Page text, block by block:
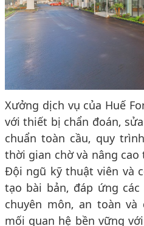
Xưởng dịch vụ của Huế
với thiết bị chẩn đoán,
chuẩn toàn cầu, quy
thời gian chờ và nâng
Đội ngũ kỹ thuật viên và
tạo bài bản, đáp ứng
chuyên môn, an toàn
mối quan hệ bền vững